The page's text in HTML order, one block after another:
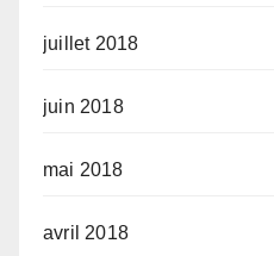
juillet 2018
juin 2018
mai 2018
avril 2018